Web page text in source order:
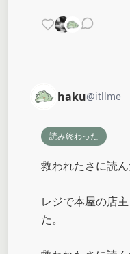
haku@itllme
読み終わった
救われたさに読ん
レジで本屋の店
た。